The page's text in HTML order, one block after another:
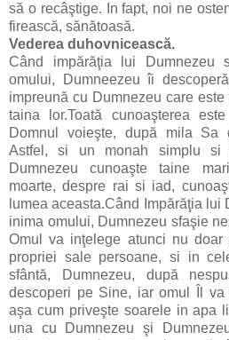
să o recâştige. In fapt, noi ne
firească, sănătoasă.
Vederea duhovnicească.
Când impărăţia lui Dumnezeu
omului, Dumneezeu îi
impreună cu Dumnezeu care
taina lor.Toată cunoaşterea
Domnul voieşte, după mila Sa
Astfel, si un monah simplu si
Dumnezeu cunoaşte taine
moarte, despre rai si iad,
lumea aceasta.Când Impărăţia
inima omului, Dumnezeu sfaşie
Omul va inţelege atunci nu
propriei sale persoane, si in
sfântă, Dumnezeu, după
descoperi pe Sine, iar omul Îl
aşa cum priveşte soarele in apa
una cu Dumnezeu şi